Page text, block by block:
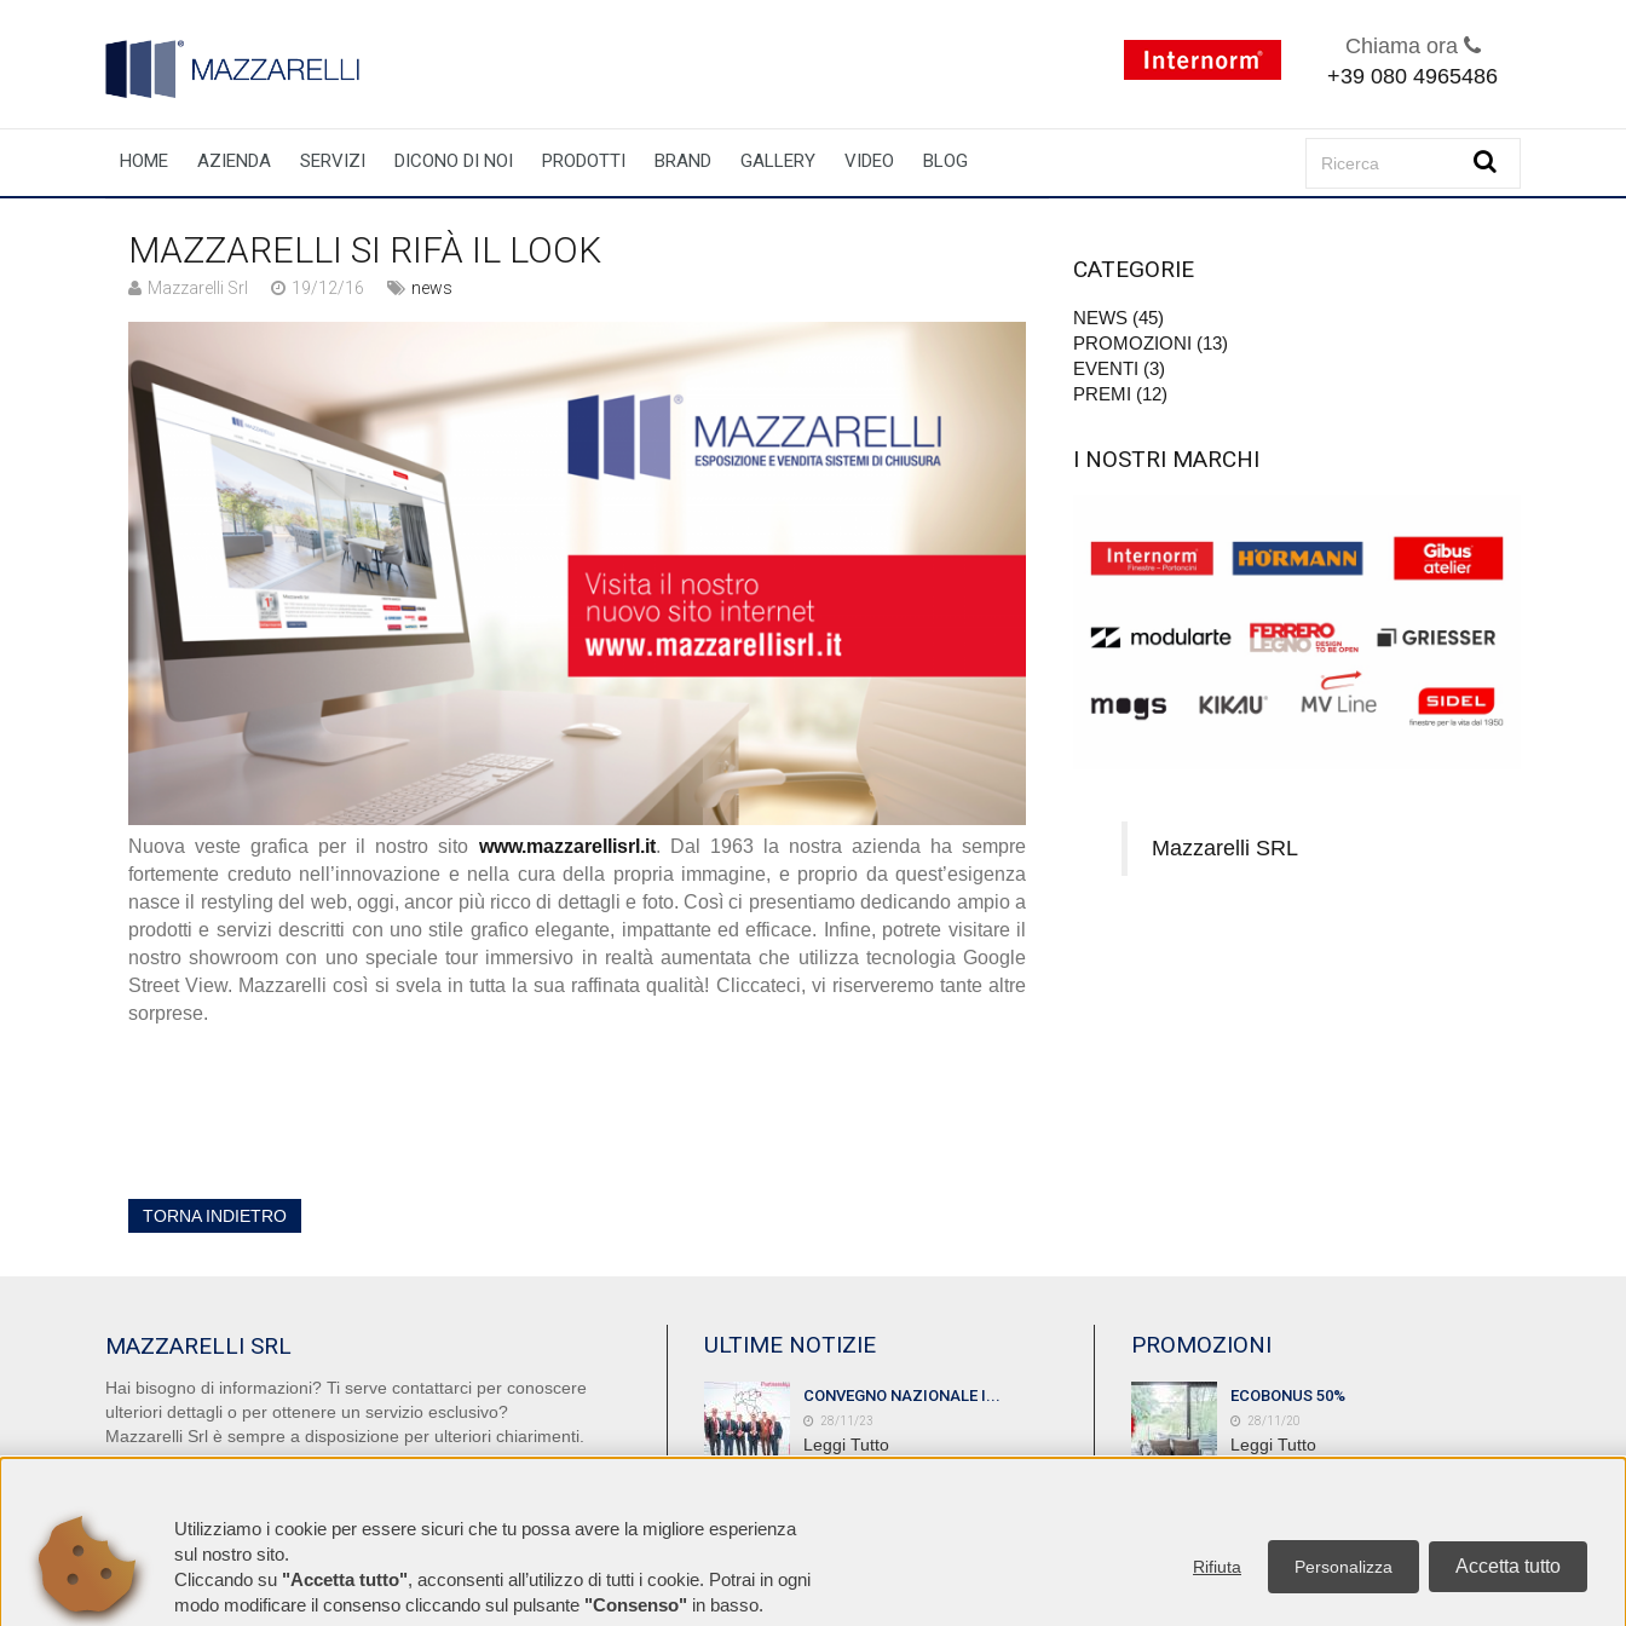
Chiama ora
+39 080 4965486
HOME AZIENDA SERVIZI DICONO DI NOI PRODOTTI BRAND GALLERY VIDEO BLOG
MAZZARELLI SI RIFÀ IL LOOK
Mazzarelli Srl 19/12/16 news
Nuova veste grafica per il nostro sito www.mazzarellisrl.it. Dal 1963 la nostra azienda ha sempre
fortemente creduto nell’innovazione e nella cura della propria immagine, e proprio da quest’esigenza
nasce il restyling del web, oggi, ancor più ricco di dettagli e foto. Così ci presentiamo dedicando ampio a
prodotti e servizi descritti con uno stile grafico elegante, impattante ed efficace. Infine, potrete visitare il
nostro showroom con uno speciale tour immersivo in realtà aumentata che utilizza tecnologia Google
Street View. Mazzarelli così si svela in tutta la sua raffinata qualità! Cliccateci, vi riserveremo tante altre
sorprese.
TORNA INDIETRO
CATEGORIE
NEWS (45)
PROMOZIONI (13)
EVENTI (3)
PREMI (12)
I NOSTRI MARCHI
Mazzarelli SRL
MAZZARELLI SRL
Hai bisogno di informazioni? Ti serve contattarci per conoscere
ulteriori dettagli o per ottenere un servizio esclusivo?
Mazzarelli Srl è sempre a disposizione per ulteriori chiarimenti.
CONTATTACI!
ULTIME NOTIZIE
CONVEGNO NAZIONALE I...
28/11/23
Leggi Tutto
PROMOZIONI
ECOBONUS 50%
28/11/20
Leggi Tutto
Utilizziamo i cookie per essere sicuri che tu possa avere la migliore esperienza
sul nostro sito.
Cliccando su "Accetta tutto", acconsenti all’utilizzo di tutti i cookie. Potrai in ogni
modo modificare il consenso cliccando sul pulsante "Consenso" in basso.
Rifiuta Personalizza Accetta tutto